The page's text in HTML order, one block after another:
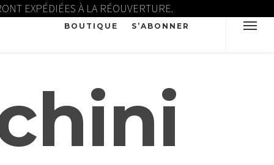
EXPÉDIÉES À LA RÉOUVERTURE.
BOUTIQUE S’ABONNER